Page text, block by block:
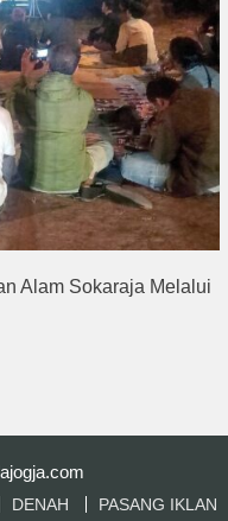
Alam Sokaraja Melalui
DENAH PASANG IKLAN